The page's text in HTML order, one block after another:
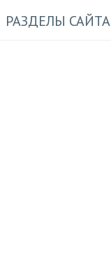
РАЗДЕЛЫ САЙТА